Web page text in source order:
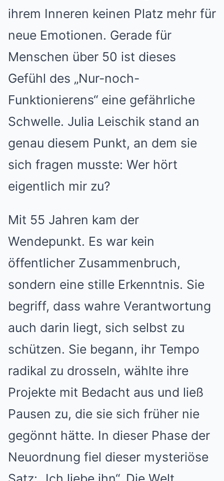
ihrem Inneren keinen Platz mehr für
neue Emotionen. Gerade für
Menschen über 50 ist dieses
Gefühl des „Nur-noch-
Funktionierens“ eine gefährliche
Schwelle. Julia Leischik stand an
genau diesem Punkt, an dem sie
sich fragen musste: Wer hört
eigentlich mir zu?
Mit 55 Jahren kam der
Wendepunkt. Es war kein
öffentlicher Zusammenbruch,
sondern eine stille Erkenntnis. Sie
begriff, dass wahre Verantwortung
auch darin liegt, sich selbst zu
schützen. Sie begann, ihr Tempo
radikal zu drosseln, wählte ihre
Projekte mit Bedacht aus und ließ
Pausen zu, die sie sich früher nie
gegönnt hätte. In dieser Phase der
Neuordnung fiel dieser mysteriöse